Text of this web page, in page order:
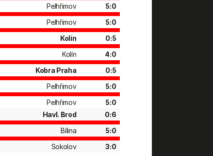
Pelhřimov
5:0
Pelhřimov
5:0
Kolín
0:5
Kolín
4:0
Kobra Praha
0:5
Pelhřimov
5:0
Pelhřimov
5:0
Havl. Brod
0:6
Bílina
5:0
Sokolov
3:0